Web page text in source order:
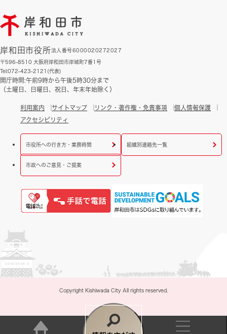
岸和田市役所法人番号6000020272027
〒596-8510 大阪府岸和田市岸城町7番1号
Tel:072-423-2121(代表)
開庁時間:午前9時から午後5時30分まで
（土曜日、日曜日、祝日、年末年始除く）
利用案内 サイトマップ リンク・著作権・免責事項
個人情報保護
アクセシビリティ
市役所への行き方・業務時間 組織別連絡先一覧
市政へのご意見・ご提案
Copyright Kishiwada City All rights reserved.